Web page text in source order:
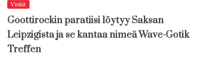
Vinkit
Goottirockin paratiisi löytyy Saksan
Leipzigista ja se kantaa nimeä Wave-Gotik
Treffen